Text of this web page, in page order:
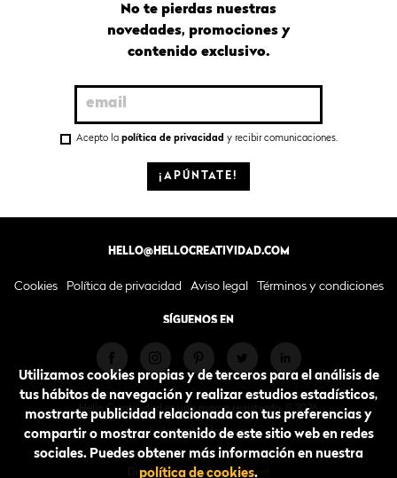
No te pierdas nuestras
novedades, promociones y
contenido exclusivo.
Acepto la política de privacidad y recibir comunicaciones.
¡APÚNTATE!
HELLO@HELLOCREATIVIDAD.COM
Cookies Política de privacidad Aviso legal Términos y condiciones
SÍGUENOS EN
Hello Creatividad es una marca registrada. © 2026.
hellocreatividad.com
Diseño y desarrollo porBlavet
Utilizamos cookies propias y de terceros para el análisis de
tus hábitos de navegación y realizar estudios estadísticos,
mostrarte publicidad relacionada con tus preferencias y
compartir o mostrar contenido de este sitio web en redes
sociales. Puedes obtener más información en nuestra
política de cookies.